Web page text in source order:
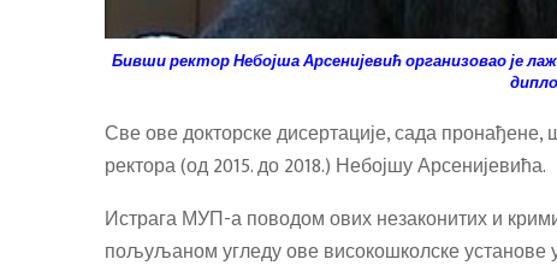
Бивши ректор Небојша Арсенијевић организовао је
Све ове докторске дисертације, сада пронађене,
ректора (од 2015. до 2018.) Небојшу Арсенијевића.
Истрага МУП-а поводом ових незаконитих и
пољуљаном угледу ове високошколске установе